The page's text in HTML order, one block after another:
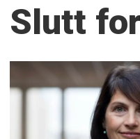
Slutt